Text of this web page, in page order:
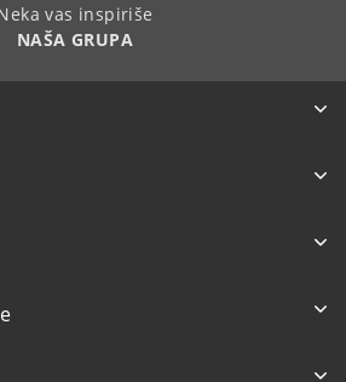
vas inspiriše
NAŠA GRUPA